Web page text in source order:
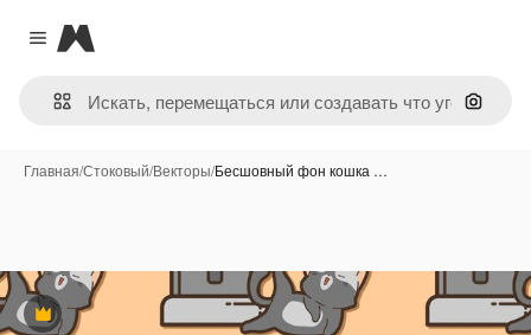
Close menu
Magnific
Поиск
Главная/Стоковый/Векторы/Бесшовный фон кошка …
Премиум